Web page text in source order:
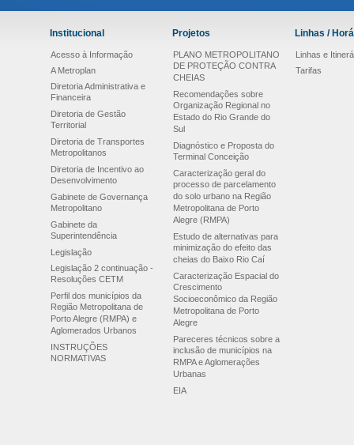
Institucional
Acesso à Informação
A Metroplan
Diretoria Administrativa e
Financeira
Diretoria de Gestão
Territorial
Diretoria de Transportes
Metropolitanos
Diretoria de Incentivo ao
Desenvolvimento
Gabinete de Governança
Metropolitano
Gabinete da
Superintendência
Legislação
Legislação 2 continuação -
Resoluções CETM
Perfil dos municípios da
Região Metropolitana de
Porto Alegre (RMPA) e
Aglomerados Urbanos
INSTRUÇÕES
NORMATIVAS
Projetos
PLANO METROPOLITANO
DE PROTEÇÃO CONTRA
CHEIAS
Recomendações sobre
Organização Regional no
Estado do Rio Grande do
Sul
Diagnóstico e Proposta do
Terminal Conceição
Caracterização geral do
processo de parcelamento
do solo urbano na Região
Metropolitana de Porto
Alegre (RMPA)
Estudo de alternativas para
minimização do efeito das
cheias do Baixo Rio Caí
Caracterização Espacial do
Crescimento
Socioeconômico da Região
Metropolitana de Porto
Alegre
Pareceres técnicos sobre a
inclusão de municípios na
RMPA e Aglomerações
Urbanas
EIA
Linhas /
Linhas e
Tarifas